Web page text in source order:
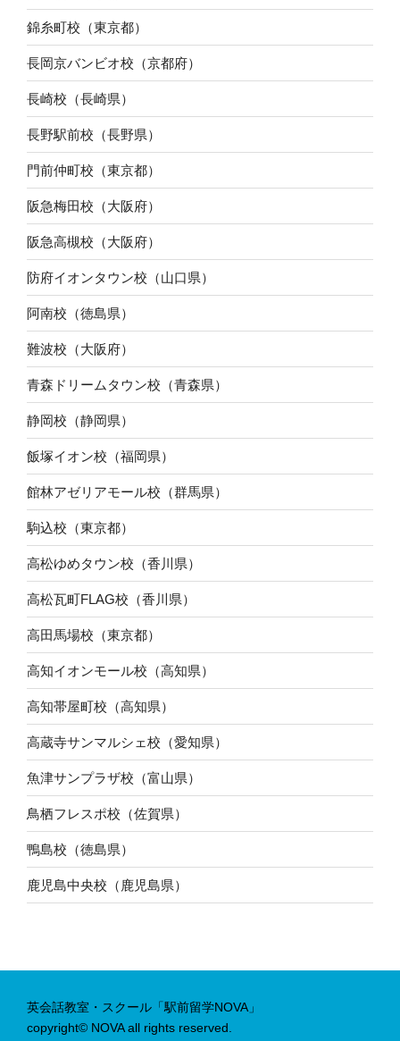
錦糸町校（東京都）
長岡京バンビオ校（京都府）
長崎校（長崎県）
長野駅前校（長野県）
門前仲町校（東京都）
阪急梅田校（大阪府）
阪急高槻校（大阪府）
防府イオンタウン校（山口県）
阿南校（徳島県）
難波校（大阪府）
青森ドリームタウン校（青森県）
静岡校（静岡県）
飯塚イオン校（福岡県）
館林アゼリアモール校（群馬県）
駒込校（東京都）
高松ゆめタウン校（香川県）
高松瓦町FLAG校（香川県）
高田馬場校（東京都）
高知イオンモール校（高知県）
高知帯屋町校（高知県）
高蔵寺サンマルシェ校（愛知県）
魚津サンプラザ校（富山県）
鳥栖フレスポ校（佐賀県）
鴨島校（徳島県）
鹿児島中央校（鹿児島県）
英会話教室・スクール「駅前留学NOVA」
copyright© NOVA all rights reserved.